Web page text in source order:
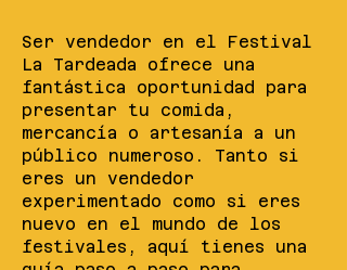
Ser vendedor en el Festival
La Tardeada ofrece una
fantástica oportunidad para
presentar tu comida,
mercancía o artesanía a un
público numeroso. Tanto si
eres un vendedor
experimentado como si eres
nuevo en el mundo de los
festivales, aquí tienes una